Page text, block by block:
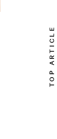
TOP ARTICLE